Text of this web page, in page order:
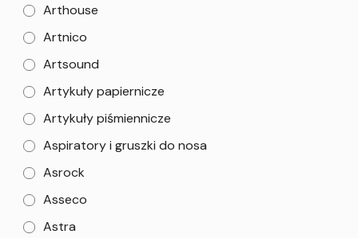
Arthouse
Artnico
Artsound
Artykuły papiernicze
Artykuły piśmiennicze
Aspiratory i gruszki do nosa
Asrock
Asseco
Astra